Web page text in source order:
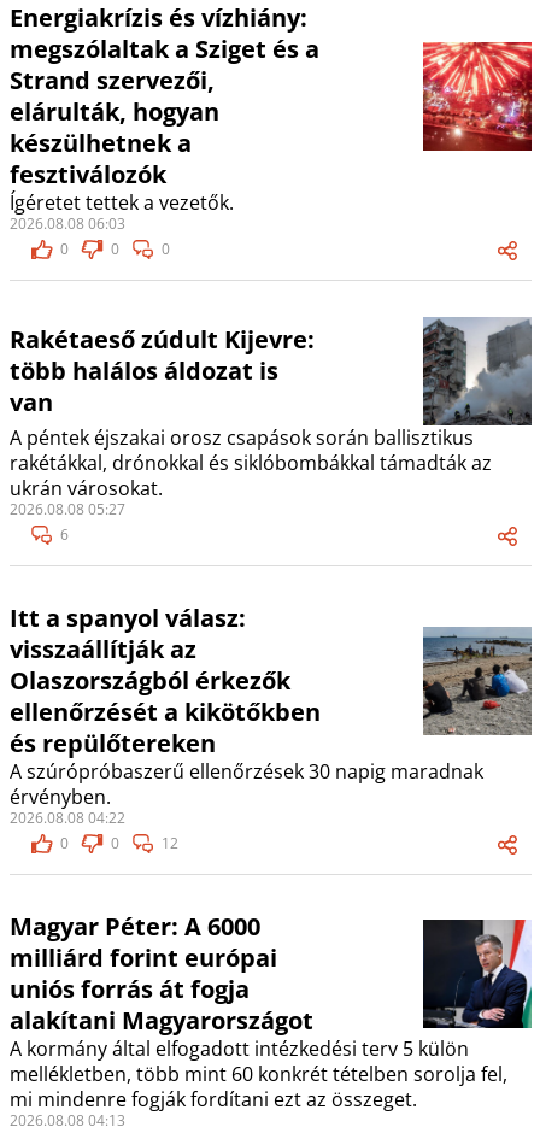
Energiakrízis és vízhiány:
megszólaltak a Sziget és a
Strand szervezői,
elárulták, hogyan
készülhetnek a
fesztiválozók
Ígéretet tettek a vezetők.
2026.08.08 06:03
0
0 0
Rakétaeső zúdult Kijevre:
több halálos áldozat is
van
A péntek éjszakai orosz csapások során ballisztikus
rakétákkal, drónokkal és siklóbombákkal támadták az
ukrán városokat.
2026.08.08 05:27
6
Itt a spanyol válasz:
visszaállítják az
Olaszországból érkezők
ellenőrzését a kikötőkben
és repülőtereken
A szúrópróbaszerű ellenőrzések 30 napig maradnak
érvényben.
2026.08.08 04:22
0
0 12
Magyar Péter: A 6000
milliárd forint európai
uniós forrás át fogja
alakítani Magyarországot
A kormány által elfogadott intézkedési terv 5 külön
mellékletben, több mint 60 konkrét tételben sorolja fel,
mi mindenre fogják fordítani ezt az összeget.
2026.08.08 04:13